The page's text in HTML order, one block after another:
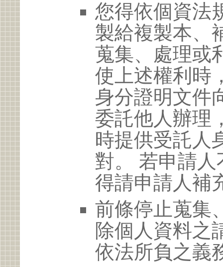
您得依個資法
製給複製本、
蒐集、處理或
使上述權利時
身分證明文件
委託他人辦理
時提供受託人
對。 若申請
得請申請人補
前條停止蒐集
除個人資料之
依法所負之義